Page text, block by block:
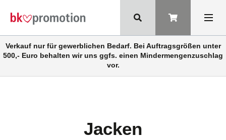
Verkauf nur für gewerblichen Bedarf. Bei Auftragsgrößen unter
500,- Euro behalten wir uns ggfs. einen Mindermengenzuschlag
vor.
Jacken